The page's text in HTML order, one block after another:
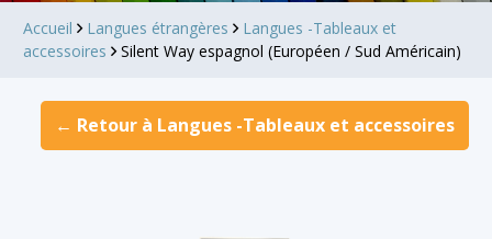
Accueil Langues étrangères
Langues -Tableaux et
accessoires Silent Way espagnol (Européen / Sud Américain)
← Retour à Langues -Tableaux et accessoires